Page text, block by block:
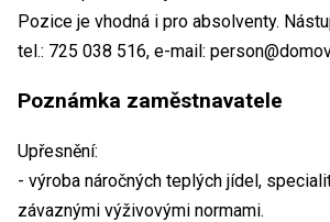
Pozice je vhodná i pro absolventy.
tel.: 725 038 516, e-mail:
Poznámka zaměstnavatele
Upřesnění:
- výroba náročných teplých jídel,
závaznými výživovými normami.